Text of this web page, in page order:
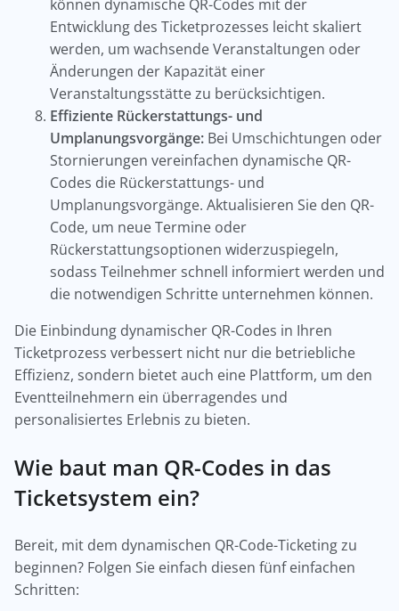
können dynamische QR-Codes mit der
Entwicklung des Ticketprozesses leicht skaliert
werden, um wachsende Veranstaltungen oder
Änderungen der Kapazität einer
Veranstaltungsstätte zu berücksichtigen.
Effiziente Rückerstattungs- und
Umplanungsvorgänge: Bei Umschichtungen oder
Stornierungen vereinfachen dynamische QR-
Codes die Rückerstattungs- und
Umplanungsvorgänge. Aktualisieren Sie den QR-
Code, um neue Termine oder
Rückerstattungsoptionen widerzuspiegeln,
sodass Teilnehmer schnell informiert werden und
die notwendigen Schritte unternehmen können.
Die Einbindung dynamischer QR-Codes in Ihren
Ticketprozess verbessert nicht nur die betriebliche
Effizienz, sondern bietet auch eine Plattform, um den
Eventteilnehmern ein überragendes und
personalisiertes Erlebnis zu bieten.
Wie baut man QR-Codes in das
Ticketsystem ein?
Bereit, mit dem dynamischen QR-Code-Ticketing zu
beginnen? Folgen Sie einfach diesen fünf einfachen
Schritten: